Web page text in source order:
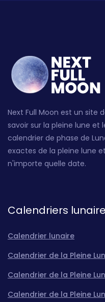
Next Full Moon est un site
savoir sur la pleine lune et
calendrier de phase de
exactes de la pleine lune
n'importe quelle date.
Calendriers
Calendrier lunaire
Calendrier de la Pleine
Calendrier de la Pleine
Calendrier de la Pleine